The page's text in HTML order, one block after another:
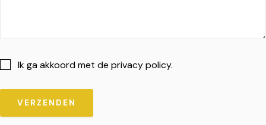
Ik ga akkoord met de privacy policy.
VERZENDEN